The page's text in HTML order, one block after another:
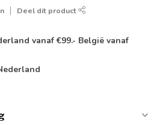
Deel dit product
vanaf €99.- België vanaf